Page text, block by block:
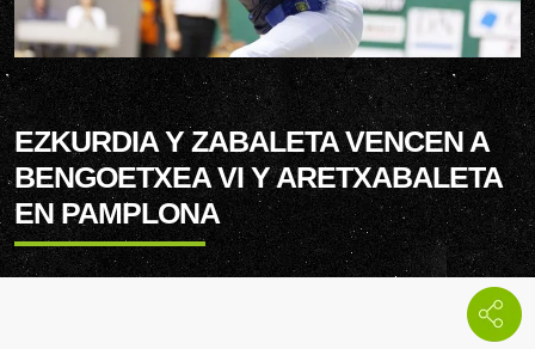
EZKURDIA Y ZABALETA VENCEN A
BENGOETXEA VI Y ARETXABALETA
EN PAMPLONA